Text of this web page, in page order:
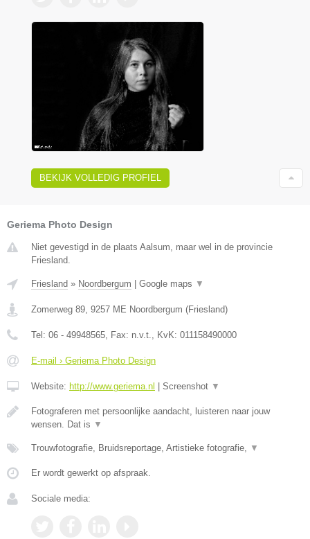
BEKIJK VOLLEDIG PROFIEL
Geriema Photo Design
Niet gevestigd in de plaats Aalsum, maar wel in de provincie
Friesland.
Friesland » Noordbergum Google maps ▼
Zomerweg 89 9257 ME Noordbergum (Friesland)
Tel: 06 - 49948565 , Fax: n.v.t. , KvK: 011158490000
E-mail › Geriema Photo Design
Website: http://www.geriema.nl Screenshot ▼
Fotograferen met persoonlijke aandacht, luisteren naar jouw
wensen. Dat is ▼
Trouwfotografie, Bruidsreportage, Artistieke fotografie, ▼
Er wordt gewerkt op afspraak.
Sociale media: